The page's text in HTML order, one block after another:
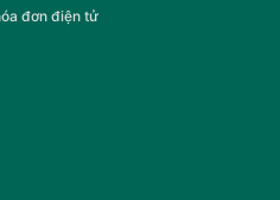
đơn điện tử